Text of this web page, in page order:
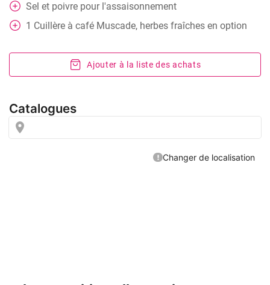
Sel et poivre pour l'assaisonnement
1 Cuillère à café Muscade, herbes fraîches en option
Ajouter à la liste des achats